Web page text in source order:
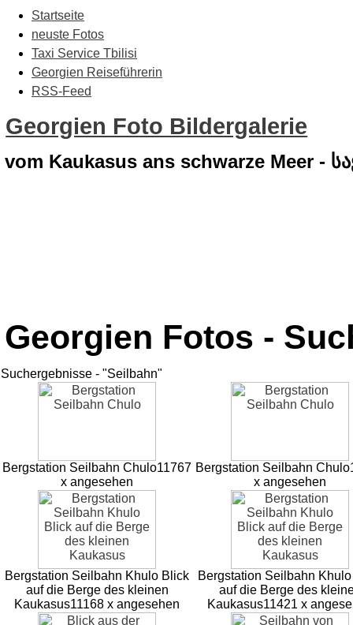
Startseite
neuste Fotos
Taxi Service Tbilisi
Georgien Reiseführerin
RSS-Feed
Georgien Foto Bildergalerie
vom Kaukasus ans schwarze Meer -
Georgien Fotos -
Suchergebnisse - "Seilbahn"
Bergstation Seilbahn Chulo11767
x angesehen
Bergstation Seilbahn Chulo
x angesehen
Bergstation Seilbahn Khulo Blick
auf die Berge des kleinen
Kaukasus11168 x angesehen
Bergstation Seilbahn
auf die Berge des
Kaukasus11421 x